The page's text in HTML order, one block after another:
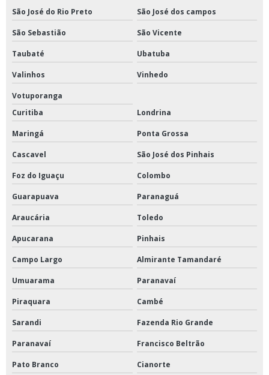
Conexão ermeto Ceará
Conexão ermeto Pernambuco
Conexões para indústria alimentícia
Válvula borboleta wafer Ceará
Válvula borboleta wafer Maranhão
Válvula borboleta wafer Pernambuco
Válvula esfera tripartida Bahia
Válvula esfera tripartida Pernambuco
São José do Rio Preto São José dos campos
São Sebastião São Vicente
Taubaté Ubatuba
Valinhos Vinhedo
Votuporanga
Curitiba
Londrina
Maringá Ponta Grossa
Cascavel São José dos Pinhais
Foz do Iguaçu Colombo
Guarapuava Paranaguá
Araucária Toledo
Apucarana Pinhais
Campo Largo Almirante Tamandaré
Umuarama Paranavaí
Piraquara Cambé
Sarandi Fazenda Rio Grande
Paranavaí Francisco Beltrão
Pato Branco Cianorte